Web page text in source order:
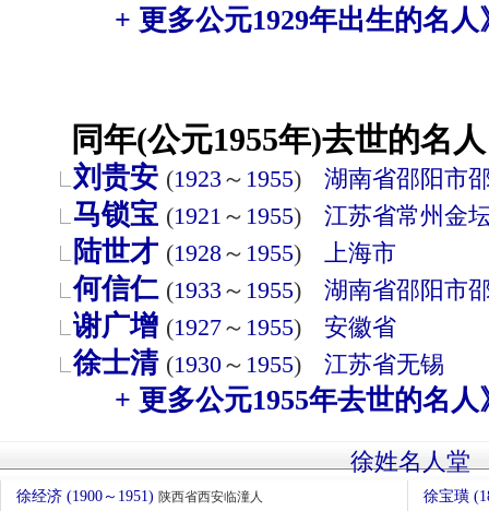
+ 更多公元1929年出生的名人
同年(公元1955年)去世的名
刘贵安 (1923 ～ 1955) 湖南省邵阳市
马锁宝 (1921 ～ 1955) 江苏省常州 金
陆世才 (1928～ 1955) 上海市
何信仁 (1933 ～ 1955) 湖南省邵阳市
谢广增 (1927～ 1955) 安徽省
徐士清 (1930～ 1955) 江苏省无锡
+ 更多公元1955年去世的名人
徐姓名人堂
徐经济 (1900～1951) 陕西省西安临潼人 徐宝璜